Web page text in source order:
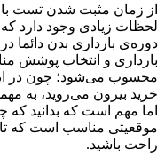
از زمان مثبت شدن تست
دوره‌ی بارداری بدن دائما
بارداری و انتخاب پوشش
محسوب می‌شود؛ چون در
خرید بیرون می‌روید، به
اما مهم است که بدانید که
موقعیتی مناسب است که تا
راحت باشید.